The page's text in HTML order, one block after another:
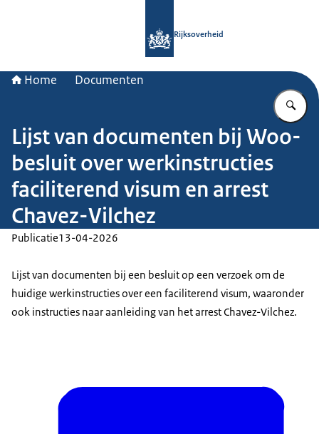
Rijksoverheid
Home Documenten
Lijst van documenten bij Woo-
besluit over werkinstructies
faciliterend visum en arrest
Chavez-Vilchez
Publicatie13-04-2026
Lijst van documenten bij een besluit op een verzoek om de
huidige werkinstructies over een faciliterend visum, waaronder
ook instructies naar aanleiding van het arrest Chavez-Vilchez.